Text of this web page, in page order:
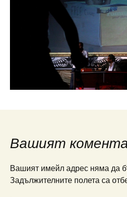
Вашият
Вашият имейл адрес няма да
Задължителните полета са